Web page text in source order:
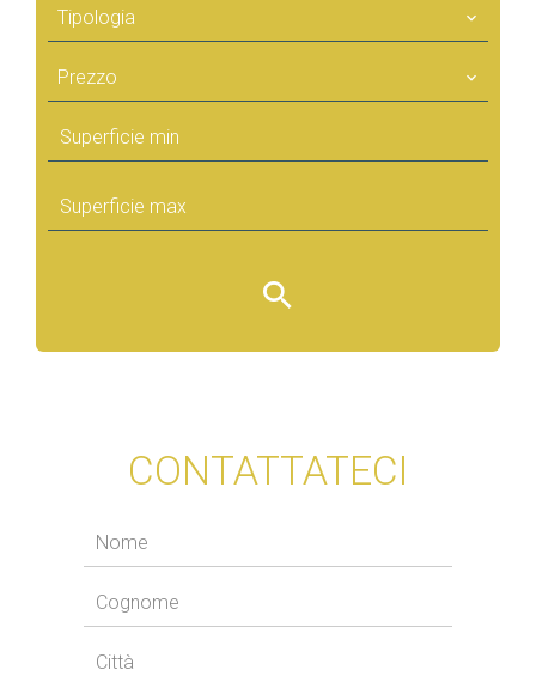
Tipologia
Prezzo
CONTATTATECI